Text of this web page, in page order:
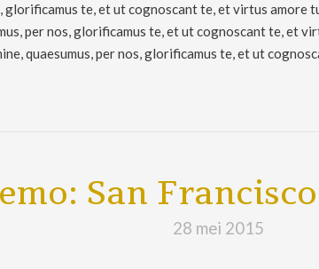
glorificamus te, et ut cognoscant te, et virtus amore
per nos, glorificamus te, et ut cognoscant te, et
quaesumus, per nos, glorificamus te, et ut
San
28 mei 2015